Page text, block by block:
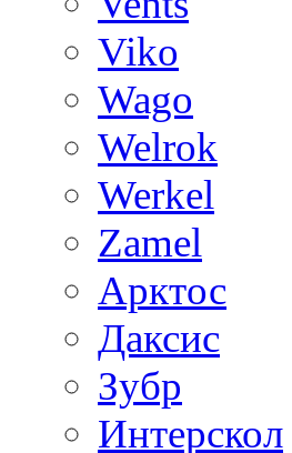
Viko
Wago
Welrok
Werkel
Zamel
Арктос
Даксис
Зубр
Интерскол